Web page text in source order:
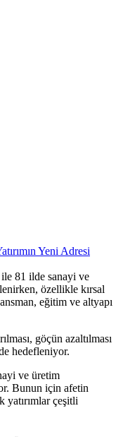
81 ilde sanayi ve
özellikle kırsal
eğitim ve altyapı
göçün azaltılması
hedefleniyor.
ve üretim
Bunun için afetin
yatırımlar çeşitli